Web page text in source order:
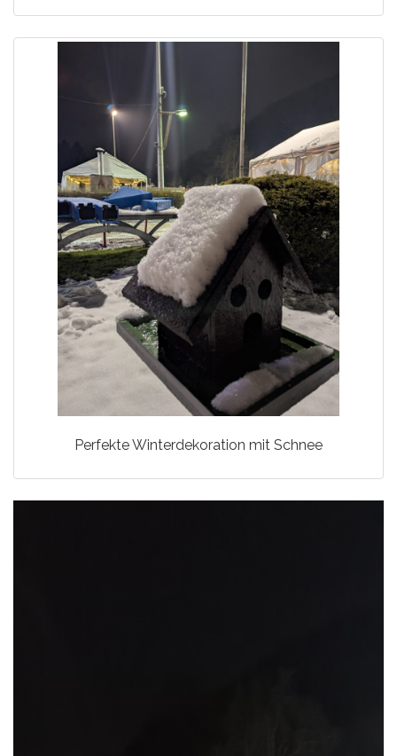
Perfekte Winterdekoration mit Schnee